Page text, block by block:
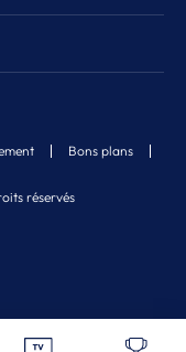
Fermer
réservés
Bons plans